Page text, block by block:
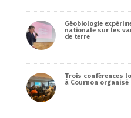
Géobiologie
nationale sur les
de terre
Trois conférences
à Cournon organisé